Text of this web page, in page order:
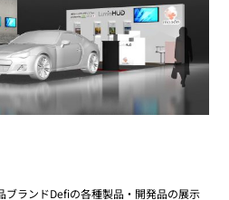
ブランドDefiの各種製品・開発品の展示